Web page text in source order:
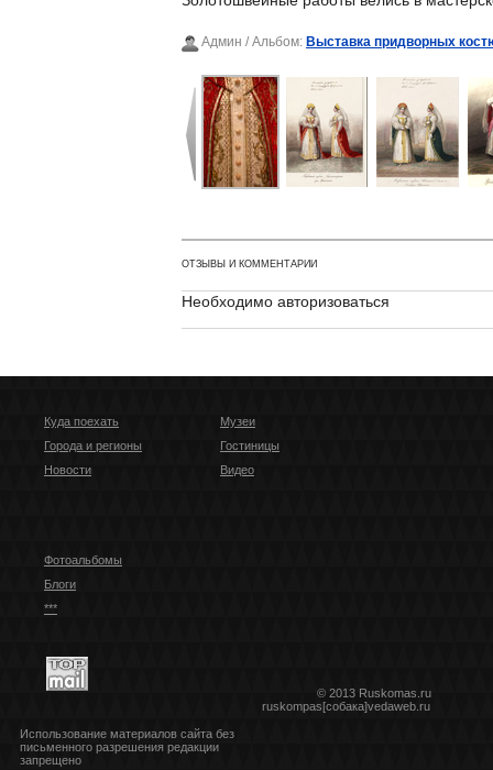
Админ / Альбом: Выставка придворных
ОТЗЫВЫ И КОММЕНТАРИИ
Необходимо авторизоваться
Куда поехать
Города и регионы
Новости
Музеи
Гостиницы
Видео
Фотоальбомы
Блоги
***
© 2013 Ruskomas.ru
ruskompas[собака]vedaweb.ru
Использование материалов сайта без
письменного разрешения редакции
запрещено